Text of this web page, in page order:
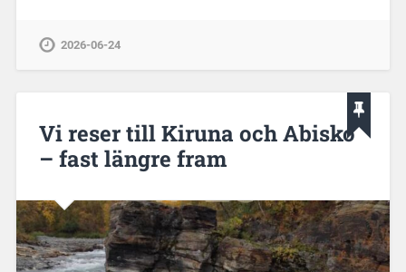
2026-06-24
Vi reser till Kiruna och Abisko
– fast längre fram